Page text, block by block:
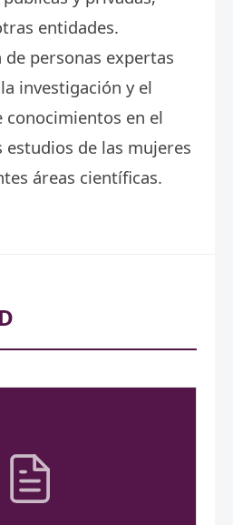
entidades.
personas expertas
investigación y el
conocimientos en el
estudios de las mujeres
áreas científicas.